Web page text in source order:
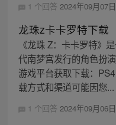
1 个回答 2024年09月07
龙珠z卡卡罗特下载
《龙珠 Z：卡卡罗特》
代南梦宫发行的角色扮
游戏平台获取下载：
载方式和渠道可能因您...
1 个回答 2024年09月06